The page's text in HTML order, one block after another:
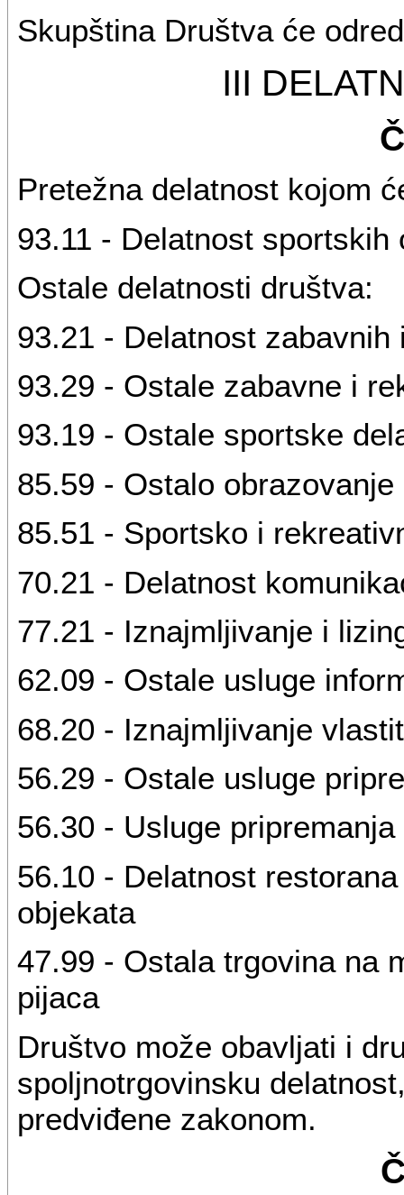
Skupština Društva će
III
Pretežna delatnost kojom
93.11 - Delatnost sportskih
Ostale delatnosti društva:
93.21 - Delatnost
93.29 - Ostale zabavne i
93.19 - Ostale sportske
85.59 - Ostalo obrazovanje
85.51 - Sportsko i
70.21 - Delatnost
77.21 - Iznajmljivanje i
62.09 - Ostale usluge
68.20 - Iznajmljivanje
56.29 - Ostale usluge
56.30 - Usluge
56.10 - Delatnost
objekata
47.99 - Ostala trgovina na
pijaca
Društvo može obavljati i
spoljnotrgovinsku
predviđene zakonom.